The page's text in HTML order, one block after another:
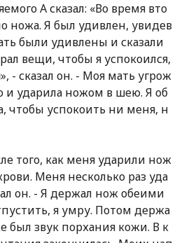
А сказал: «Во время вто
ножа. Я был удивлен, увидев
были удивлены и сказали
вещи, чтобы я успокоился,
- сказал он. - Моя мать угрож
ударила ножом в шею. Я об
чтобы успокоить ни меня, н
того, как меня ударили нож
Меня несколько раз уда
он. - Я держал нож обеими
я умру. Потом держа
был звук порхания кожи. В к